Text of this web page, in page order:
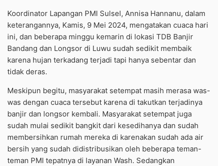
Koordinator Lapangan PMI Sulsel, Annisa Hannanu, dalam
keterangannya, Kamis, 9 Mei 2024, mengatakan cuaca hari
ini, dan beberapa minggu kemarin di lokasi TDB Banjir
Bandang dan Longsor di Luwu sudah sedikit membaik
karena hujan terkadang terjadi tapi hanya sebentar dan
tidak deras.
Meskipun begitu, masyarakat setempat masih merasa was-
was dengan cuaca tersebut karena di takutkan terjadinya
banjir dan longsor kembali. Masyarakat setempat juga
sudah mulai sedikit bangkit dari kesedihanya dan sudah
membersihkan rumah mereka di karenakan sudah ada air
bersih yang sudah didistribusikan oleh beberapa teman-
teman PMI tepatnya di layanan Wash. Sedangkan